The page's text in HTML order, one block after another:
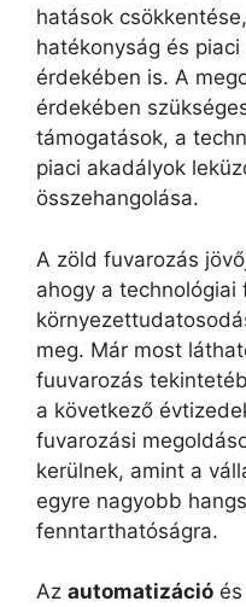
hatások
hatékonyság és
érdekében is. A
érdekében
támogatások, a
piaci akadályok
összehangolása.
A zöld fuvarozás
ahogy a
meg. Már most
fuuvarozás
a következő
fuvarozási
kerülnek, amint a
egyre nagyobb
fenntarthatóságra.
Az automatizáció